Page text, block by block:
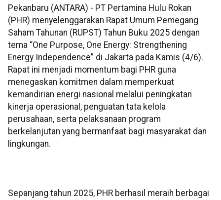
Pekanbaru (ANTARA) - PT Pertamina Hulu Rokan
(PHR) menyelenggarakan Rapat Umum Pemegang
Saham Tahunan (RUPST) Tahun Buku 2025 dengan
tema “One Purpose, One Energy: Strengthening
Energy Independence” di Jakarta pada Kamis (4/6).
Rapat ini menjadi momentum bagi PHR guna
menegaskan komitmen dalam memperkuat
kemandirian energi nasional melalui peningkatan
kinerja operasional, penguatan tata kelola
perusahaan, serta pelaksanaan program
berkelanjutan yang bermanfaat bagi masyarakat dan
lingkungan.
Sepanjang tahun 2025, PHR berhasil meraih berbagai